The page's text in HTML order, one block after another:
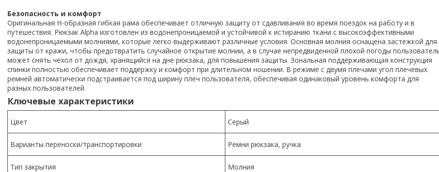
Безопасность и комфорт
Оригинальная H-образная гибкая рама обеспечивает отличную защиту от сдавливания во время поездок на работу и в
путешествия. Рюкзак Alpha изготовлен из водонепроницаемой и устойчивой к истиранию ткани с высокоэффективными
водонепроницаемыми молниями, которые легко выдерживают различные условия. Основная молния оснащена застежкой для
защиты от кражи, чтобы предотвратить случайное открытие молнии, а в случае непредвиденной плохой погоды
может снять чехол от дождя, хранящийся на дне рюкзака, для повышения защиты. Зональная поддерживающая конструкция
спинки полностью обеспечивает поддержку и комфорт при длительном ношении. В режиме с двумя плечами угол плечевых
ремней автоматически подстраивается под ширину плеч пользователя, обеспечивая одинаковый уровень комфорта для
разных пользователей.
Ключевые характеристики
Цвет Серый
Варианты переноски/транспортировки Ремни рюкзака, ручка
Тип закрытия Молния